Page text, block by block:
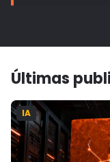
Últimas
IA